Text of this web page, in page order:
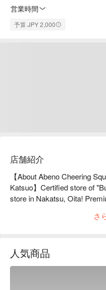
営業時間
予算 JPY 2,000
店舗紹介
【About Abeno Cheering
Katsuo】Certified store of
store in Nakatsu, Oita!
Karaage and Teppanyaki
particular about value, so
reasonably priced. No
さ
人気商品